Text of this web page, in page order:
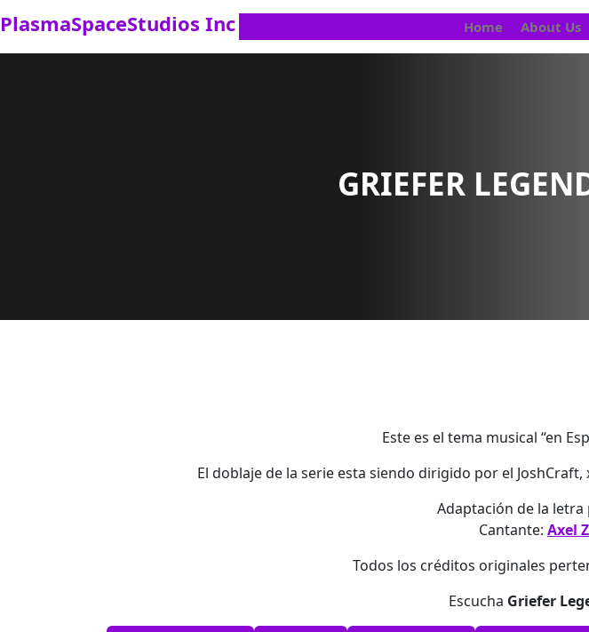
al
contenido
PlasmaSpaceStudios Inc Home About Us
GRIEFER
Este es el tema musical “en
El doblaje de la serie esta siendo dirigido por el
Adaptación de la letra
Cantante: Axel
Todos los créditos originales
Escucha Griefer